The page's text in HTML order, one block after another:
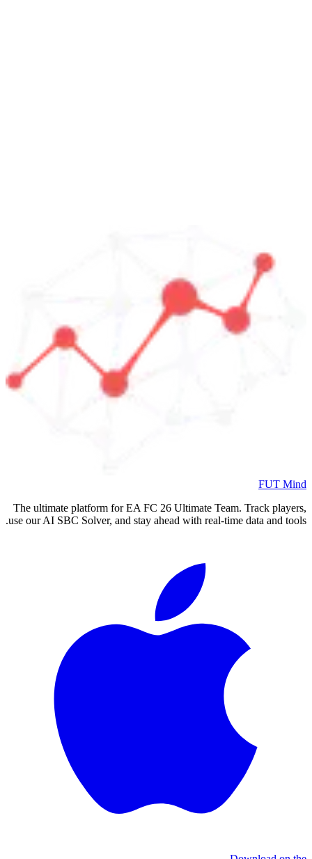
FUT Mind
The ultimate platform for EA FC 26 Ultimate Team. Track players,
use our AI SBC Solver, and stay ahead with real-time data and tools.